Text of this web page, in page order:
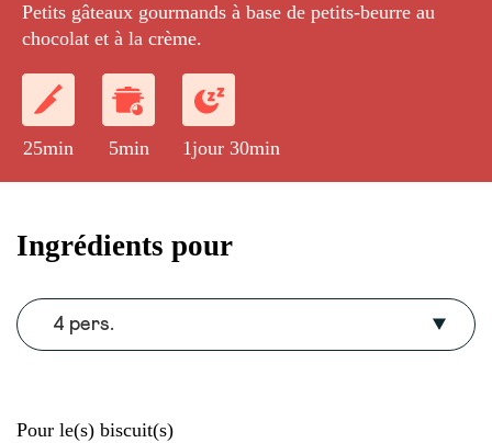
Petits gâteaux gourmands à base de petits-beurre au
chocolat et à la crème.
25min 5min 1jour 30min
Ingrédients pour
4 pers.
Pour le(s) biscuit(s)